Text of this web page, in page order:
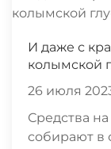
И даже с
колымской
26 июля
Средства
собирают в